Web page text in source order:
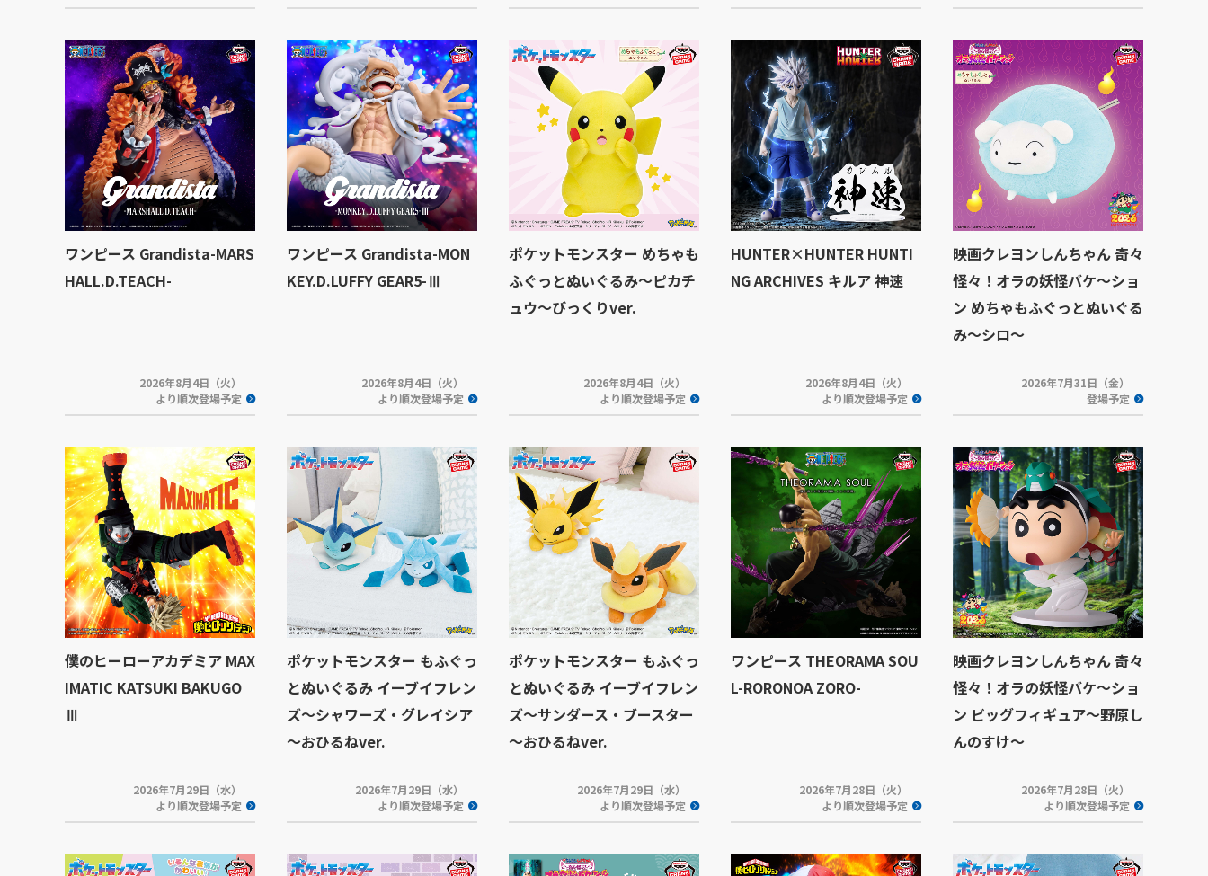
ワンピース Grandista-MARS
HALL.D.TEACH-
2026年8月4日（火）
より順次登場予定
ワンピース Grandista-MON
KEY.D.LUFFY GEAR5-Ⅲ
2026年8月4日（火）
より順次登場予定
ポケットモンスター めちゃも
ふぐっとぬいぐるみ～ピカチ
ュウ～びっくりver.
2026年8月4日（火）
より順次登場予定
HUNTER×HUNTER HUNTI
NG ARCHIVES キルア 神速
2026年8月4日（火）
より順次登場予定
映画クレヨンしんちゃん 奇々
怪々！オラの妖怪バケ～ショ
ン めちゃもふぐっとぬいぐる
み～シロ～
2026年7月31日（金）
登場予定
僕のヒーローアカデミア MAX
IMATIC KATSUKI BAKUGO
Ⅲ
2026年7月29日（水）
より順次登場予定
ポケットモンスター もふぐっ
とぬいぐるみ イーブイフレン
ズ～シャワーズ・グレイシア
～おひるねver.
2026年7月29日（水）
より順次登場予定
ポケットモンスター もふぐっ
とぬいぐるみ イーブイフレン
ズ～サンダース・ブースター
～おひるねver.
2026年7月29日（水）
より順次登場予定
ワンピース THEORAMA SOU
L-RORONOA ZORO-
2026年7月28日（火）
より順次登場予定
映画クレヨンしんちゃん 奇々
怪々！オラの妖怪バケ～ショ
ン ビッグフィギュア～野原し
んのすけ～
2026年7月28日（火）
より順次登場予定